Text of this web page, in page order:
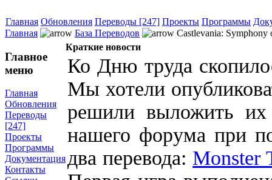
Главная Обновления Переводы [247] Проекты Программы
Главная
База Переводов Castlevania:
Главное
меню
Главная
Обновления
Переводы
[247]
Проекты
Программы
Документация
Контакты
Краткие новости
Ко Дню труда
Мы хотели
решили выложить их
нашего форума при
два перевода: Monster